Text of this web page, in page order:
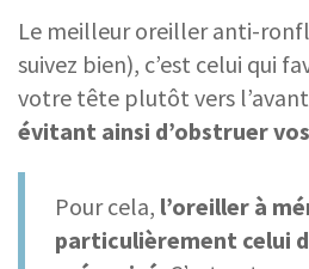
Le meilleur oreiller anti-
suivez bien), c’est celui qui
votre tête plutôt vers l’avant
évitant ainsi d’obstruer
Pour cela, l’oreiller à
particulièrement celui